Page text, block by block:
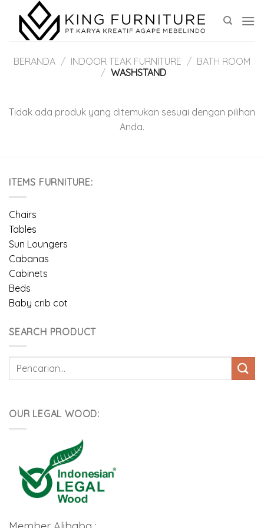
content
BERANDA / INDOOR TEAK FURNITURE / BATH ROOM
/ WASHSTAND
Tidak ada produk yang ditemukan sesuai dengan pilihan
Anda.
ITEMS FURNITURE:
Chairs
Tables
Sun Loungers
Cabanas
Cabinets
Beds
Baby crib cot
SEARCH PRODUCT
Pencarian
OUR LEGAL WOOD: